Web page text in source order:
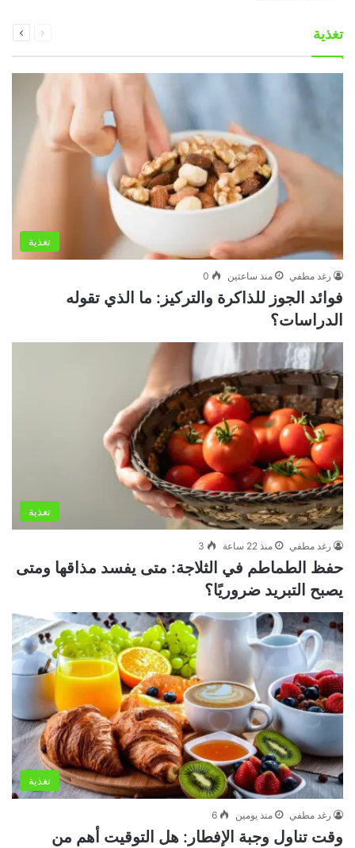
تغذية الصفحةالصفحة
تغذية
رغد مطفي منذ ساعتين 0
فوائد الجوز للذاكرة والتركيز: ما الذي تقوله
الدراسات؟
تغذية
رغد مطفي منذ 22 ساعة 3
حفظ الطماطم في الثلاجة: متى يفسد مذاقها ومتى
يصبح التبريد ضروريًا؟
تغذية
رغد مطفي منذ يومين 6
وقت تناول وجبة الإفطار: هل التوقيت أهم من